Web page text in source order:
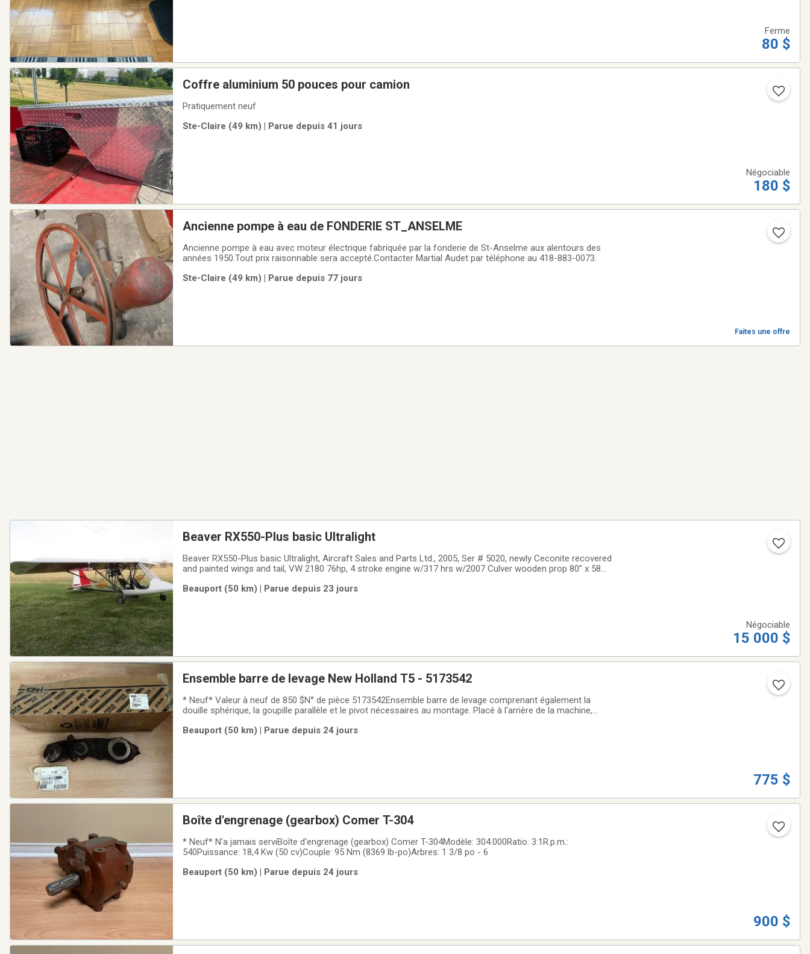
Ferme
80 $
Coffre aluminium 50 pouces pour camion
Pratiquement neuf
Ste-Claire (49 km) | Parue depuis 41 jours
Négociable
180 $
Ancienne pompe à eau de FONDERIE ST_ANSELME
Ancienne pompe à eau avec moteur électrique fabriquée par la fonderie de St-Anselme aux alentours des
années 1950.Tout prix raisonnable sera accepté.Contacter Martial Audet par téléphone au 418-883-0073.
Ste-Claire (49 km) | Parue depuis 77 jours
Faites une offre
Beaver RX550-Plus basic Ultralight
Beaver RX550-Plus basic Ultralight, Aircraft Sales and Parts Ltd., 2005, Ser # 5020, newly Ceconite recovered
and painted wings and tail, VW 2180 76hp, 4 stroke engine w/317 hrs w/2007 Culver wooden prop 80” x 58
mechanical brakes. No structural
Beauport (50 km) | Parue depuis 23 jours
Négociable
15 000 $
Ensemble barre de levage New Holland T5 - 5173542
* Neuf* Valeur à neuf de 850 $N° de pièce 5173542Ensemble barre de levage comprenant également la
douille sphérique, la goupille parallèle et le pivot nécessaires au montage. Placé à l'arrière de la machine,
d'attelage d'origine, le
Beauport (50 km) | Parue depuis 24 jours
775 $
Boîte d'engrenage (gearbox) Comer T-304
* Neuf* N'a jamais serviBoîte d'engrenage (gearbox) Comer T-304Modèle: 304.000Ratio: 3:1R.p.m.:
540Puissance: 18,4 Kw (50 cv)Couple: 95 Nm (8369 lb-po)Arbres: 1 3/8 po - 6
Beauport (50 km) | Parue depuis 24 jours
900 $